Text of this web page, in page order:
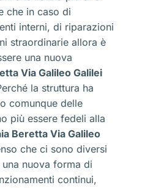
che in caso di
interni, di riparazioni
straordinarie allora è
una nuova
Via Galileo Galilei
la struttura ha
comunque delle
più essere fedeli alla
Beretta Via Galileo
che ci sono diversi
nuova forma di
continui,